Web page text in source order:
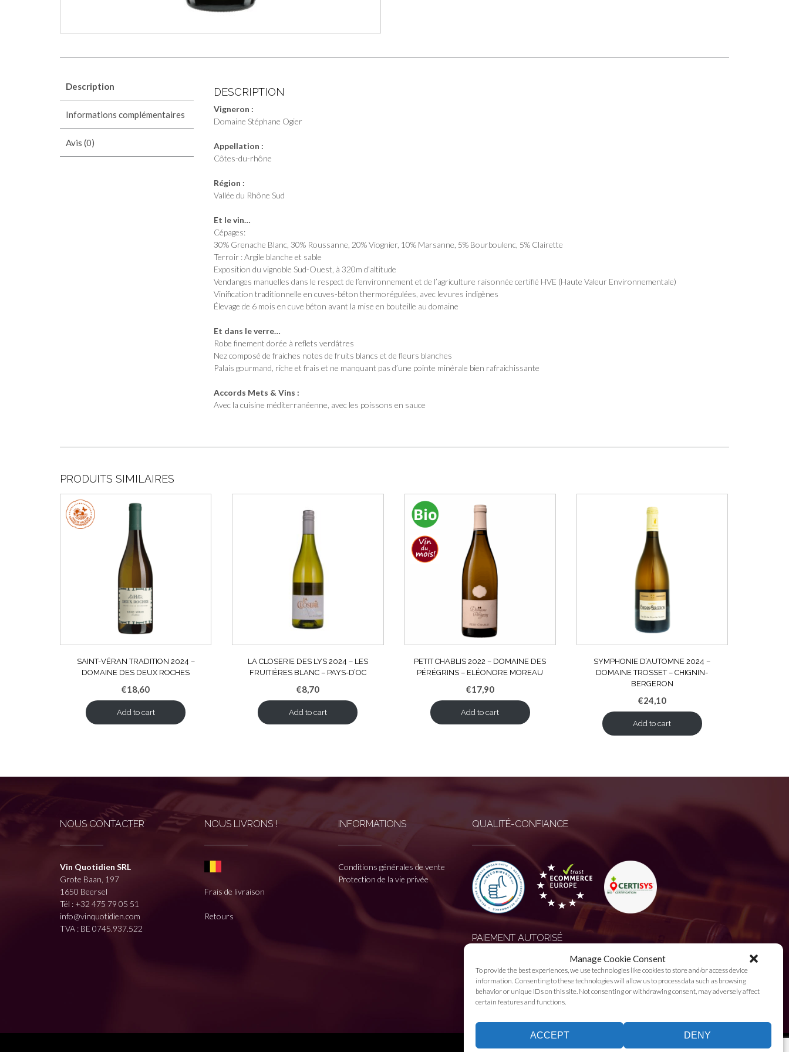
Manage Cookie Consent
To provide the best experiences, we use technologies like cookies to store and/or access device
information. Consenting to these technologies will allow us to process data such as browsing
behavior or unique IDs on this site. Not consenting or withdrawing consent, may adversely affect
certain features and functions.
ACCEPT DENY
du-
Description
Informations complémentaires
Avis (0)
DESCRIPTION
Vigneron :
Domaine Stéphane Ogier
Appellation :
Côtes-du-rhône
Région :
Vallée du Rhône Sud
Et le vin…
Cépages:
30% Grenache Blanc, 30% Roussanne, 20% Viognier, 10% Marsanne, 5% Bourboulenc, 5% Clairette
Terroir : Argile blanche et sable
Exposition du vignoble Sud-Ouest, à 320m d’altitude
Vendanges manuelles dans le respect de l’environnement et de l’agriculture raisonnée certifié HVE (Haute Valeur Environnementale)
Vinification traditionnelle en cuves-béton thermorégulées, avec levures indigènes
Élevage de 6 mois en cuve béton avant la mise en bouteille au domaine
Et dans le verre…
Robe finement dorée à reflets verdâtres
Nez composé de fraiches notes de fruits blancs et de fleurs blanches
Palais gourmand, riche et frais et ne manquant pas d’une pointe minérale bien rafraichissante
Accords Mets & Vins :
Avec la cuisine méditerranéenne, avec les poissons en sauce
PRODUITS SIMILAIRES
SAINT-VÉRAN TRADITION 2024 –
DOMAINE DES DEUX ROCHES
€18,60
Add to cart
LA CLOSERIE DES LYS 2024 – LES
FRUITIÈRES BLANC – PAYS-D’OC
€8,70
Add to cart
PETIT CHABLIS 2022 – DOMAINE DES
PÉRÉGRINS – ELÉONORE MOREAU
€17,90
Add to cart
SYMPHONIE D’AUTOMNE 2024 –
DOMAINE TROSSET – CHIGNIN-
BERGERON
€24,10
Add to cart
NOUS CONTACTER
Vin Quotidien SRL
Grote Baan, 197
1650 Beersel
Tél : +32 475 79 05 51
info@vinquotidien.com
TVA : BE 0745.937.522
NOUS LIVRONS !
Frais de livraison
Retours
INFORMATIONS
Conditions générales de vente
Protection de la vie privée
QUALITÉ-CONFIANCE
PAIEMENT AUTORISÉ